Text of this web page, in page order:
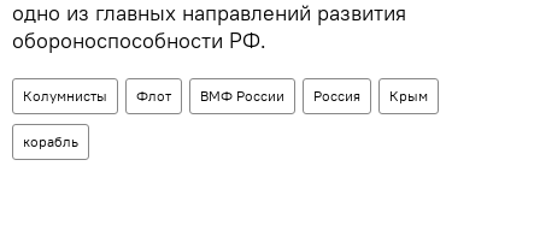
одно из главных направлений развития
обороноспособности РФ.
Колумнисты Флот ВМФ России Россия Крым
корабль